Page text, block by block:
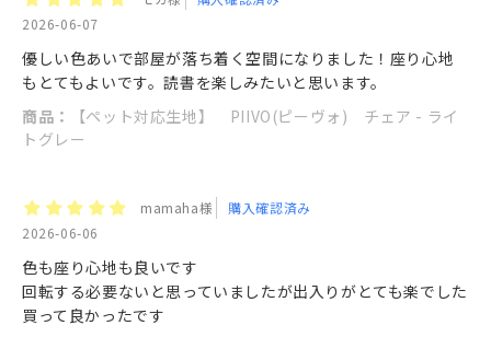
2026-06-07
優しい色あいで部屋が落ち着く空間になりました！座り心地
もとてもよいです。読書を楽しみたいと思います。
商品：
【ペット対応生地】 PIIVO(ピーヴォ) チェア - ライ
トグレー
mamaha様
購入確認済み
2026-06-06
色も座り心地も良いです
回転する必要ないと思っていましたが出入りがとても楽でした
買って良かったです